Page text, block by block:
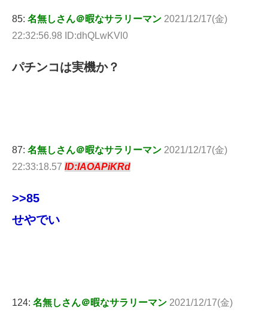
85: 名無しさん＠暇なサラリーマン 2021/12/17(金)
22:32:56.98 ID:dhQLwKVl0
パチンコは実機か？
87: 名無しさん＠暇なサラリーマン 2021/12/17(金)
22:33:18.57 ID:IAOAPiKRd
>>85
せやでい
124: 名無しさん＠暇なサラリーマン 2021/12/17(金)